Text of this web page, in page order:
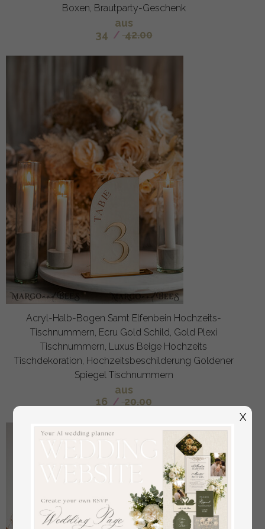
Boxen, Brautparty-Geschenk
aus
34 / 42.00
Acryl-Halb-Bogen Samt Elfenbein Hochzeits-
Tischnummern, Ecru Gold Schild, Gold Plexi
Tischnummern, Luxus Beige Hochzeits
Tischdekoration, Hochzeitsbeschilderung Goldener
Spiegel Tischnummern
aus
16 / 20.00
X